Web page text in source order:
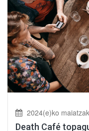
2024(e)ko
Death Café